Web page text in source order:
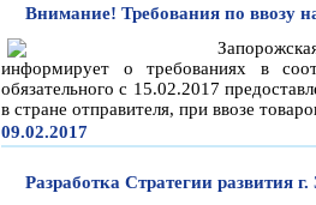
Внимание! Требования по ввозу
информирует о требованиях в
обязательного с 15.02.2017
в стране отправителя, при ввозе
09.02.2017
Разработка Стратегии развития